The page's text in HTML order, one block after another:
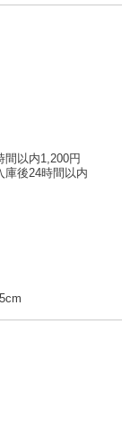
間以内1,200円
庫後24時間以内